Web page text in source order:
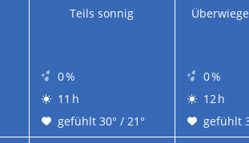
Teils sonnig
0 %
11 h
gefühlt 30° / 21°
0 %
12 h
gefühlt